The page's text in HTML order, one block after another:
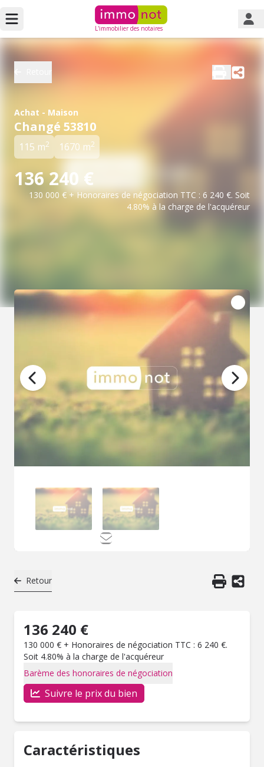
L'immobilier des notaires
Achat - Maison
Changé 53810
115 m2 1670 m2
136 240 €
130 000 € + Honoraires de négociation TTC : 6 240 €. Soit
4.80% à la charge de l'acquéreur
Retour
136 240 €
130 000 € + Honoraires de négociation TTC : 6 240 €.
Soit 4.80% à la charge de l'acquéreur
Barème des honoraires de négociation
Suivre le prix du bien
Caractéristiques